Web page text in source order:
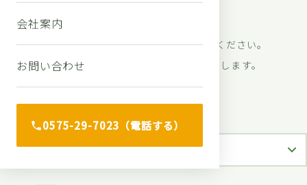
会社案内
お問い合わせ
0575-29-7023（電話する）
どんな小さなことでもお気軽にご相談ください。
初回相談は無料です。秘密は厳守いたします。
ご相談の内容